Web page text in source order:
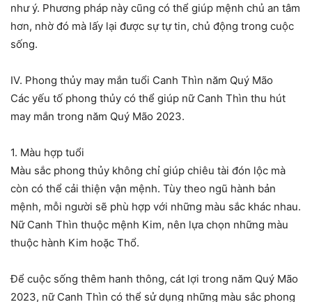
như ý. Phương pháp này cũng có thể giúp mệnh chủ an tâm
hơn, nhờ đó mà lấy lại được sự tự tin, chủ động trong cuộc
sống.
IV. Phong thủy may mắn tuổi Canh Thìn năm Quý Mão
Các yếu tố phong thủy có thể giúp nữ Canh Thìn thu hút
may mắn trong năm Quý Mão 2023.
1. Màu hợp tuổi
Màu sắc phong thủy không chỉ giúp chiêu tài đón lộc mà
còn có thể cải thiện vận mệnh. Tùy theo ngũ hành bản
mệnh, mỗi người sẽ phù hợp với những màu sắc khác nhau.
Nữ Canh Thìn thuộc mệnh Kim, nên lựa chọn những màu
thuộc hành Kim hoặc Thổ.
Để cuộc sống thêm hanh thông, cát lợi trong năm Quý Mão
2023, nữ Canh Thìn có thể sử dụng những màu sắc phong